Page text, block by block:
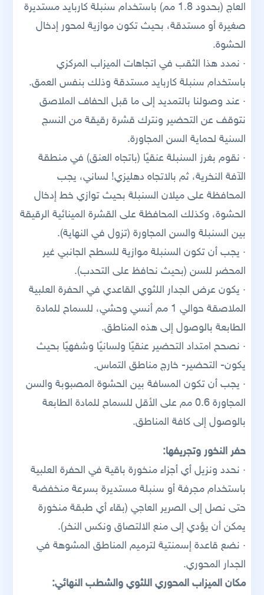
العاج (بحدود 1.8 مم) باستخدام سنبلة كاربايد مستديرة
صغيرة أو مستدقة، بحيث تكون موازية لمحور إدخال
الحشوة.
· نمدد هذا الثقب في اتجاهات الميزاب المركزي
باستخدام سنبلة كاربايد مستدقة وذلك بنفس العمق.
· عند وصولنا بالتمديد إلى ما قبل الحفاف الملاصق
نتوقف عن التحضير ونترك قشرة رقيقة من النسج
السنية لحماية السن المجاورة.
· نقوم بغرز السنبلة عنقيًا (باتجاه العنق) في منطقة
الآفة النخرية، ثم بالاتجاه دهليزي! لساني، يجب
المحافظة على ميلان السنبلة بحيث توازي خط إدخال
الحشوة، وكذلك المحافظة على القشرة المينائية الرقيقة
بين السنبلة والسن المجاورة (تزول في النهاية).
· يجب أن تكون السنبلة موازية للسطح الجانبي غير
المحضر للسن (بحيث نحافظ على التحدب).
· يكون عرض الجدار اللثوي القاعدي في الحفرة العلبية
الملاصقة حوالي 1 مم أنسي وحشي، للسماح للمادة
الطابعة بالوصول إلى هذه المناطق.
· نصحح امتداد التحضير عنقيًا ولسانيًا وشفهيًا بحيث
يكون- التحضير- خارج مناطق التماس.
· يجب أن تكون المسافة بين الحشوة المصبوبة والسن
المجاورة 0.6 مم على الأقل للسماح للمادة الطابعة
بالوصول إلى كافة المناطق.
حفر النخور وتجريفها:
· نحدد ونزيل أي أجزاء منخورة باقية في الحفرة العلبية
باستخدام مجرفة أو سنبلة مستديرة بسرعة منخفضة
حتى نصل إلى الصرير العاجي (بقاء أي طبقة منخورة
يمكن أن يؤدي إلى منع الالتصاق ونكس النخر).
· نضع قاعدة إسمنتية لترميم المناطق المشوهة في
الجدار المحوري.
مكان الميزاب المحوري اللثوي والشطب النهائي: